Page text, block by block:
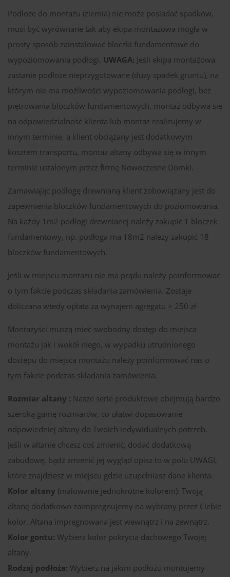
Podłoże do montażu (ziemia) nie może posiadać spadków,
musi być wyrównane tak aby ekipa montażowa mogła w
prosty sposób zainstalować bloczki fundamentowe do
wypoziomowania podłogi. UWAGA: Jeśli ekipa montażowa
zastanie podłoże nieprzygotowane (duży spadek gruntu), na
którym nie ma możliwości wypoziomowania podłogi, bez
piętrowania bloczków fundamentowych, montaż odbywa się
na odpowiedzialność klienta lub montaż realizujemy w
innym terminie, a klient obciążany jest dodatkowym
kosztem transportu, montaż altany odbywa się w innym
terminie ustalonym przez firmę Nowoczesne Domki.
Zamawiając podłogę drewnianą klient zobowiązany jest do
zapewnienia bloczków fundamentowych do poziomowania.
Na każdy 1m2 podłogi drewnianej należy zakupić 1 bloczek
fundamentowy, np. podłoga ma 18m2 należy zakupić 18
bloczków fundamentowych.
Jeśli w miejscu montażu nie ma prądu należy poinformować
o tym fakcie podczas składania zamówienia. Zostaje
doliczana wtedy opłata za wynajem agregatu + 250 zł
Montażyści muszą mieć swobodny dostęp do miejsca
montażu jak i wokół niego, w wypadku utrudnionego
dostępu do miejsca montażu należy poinformować nas o
tym fakcie podczas składania zamówienia.
Rozmiar altany : Nasze serie produktowe obejmują bardzo
szeroką gamę rozmiarów, co ułatwi dopasowanie
odpowiedniej altany do Twoich indywidualnych potrzeb.
Jeśli w altanie chcesz coś zmienić, dodać dodatkową
zabudowę, bądź zmienić jej wygląd opisz to w polu UWAGI,
które znajdziesz w miejscu gdzie uzupełniasz dane klienta.
Kolor altany (malowanie jednokrotne kolorem): Twoją
altanę dodatkowo zaimpregnujemy na wybrany przez Ciebie
kolor. Altana impregnowana jest wewnątrz i na zewnątrz.
Kolor gontu: Wybierz kolor pokrycia dachowego Twojej
altany.
Rodzaj podłoża: Wybierz na jakim podłożu montujemy